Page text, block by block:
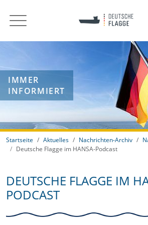
IMMER
INFORMIERT
Startseite Aktuelles Nachrichten-Archiv
Deutsche Flagge im HANSA-Podcast
DEUTSCHE FLAGGE IM
PODCAST